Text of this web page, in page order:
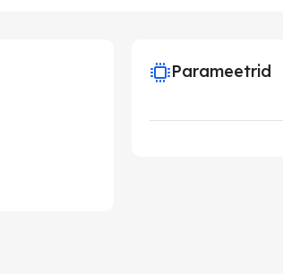
Parameetrid